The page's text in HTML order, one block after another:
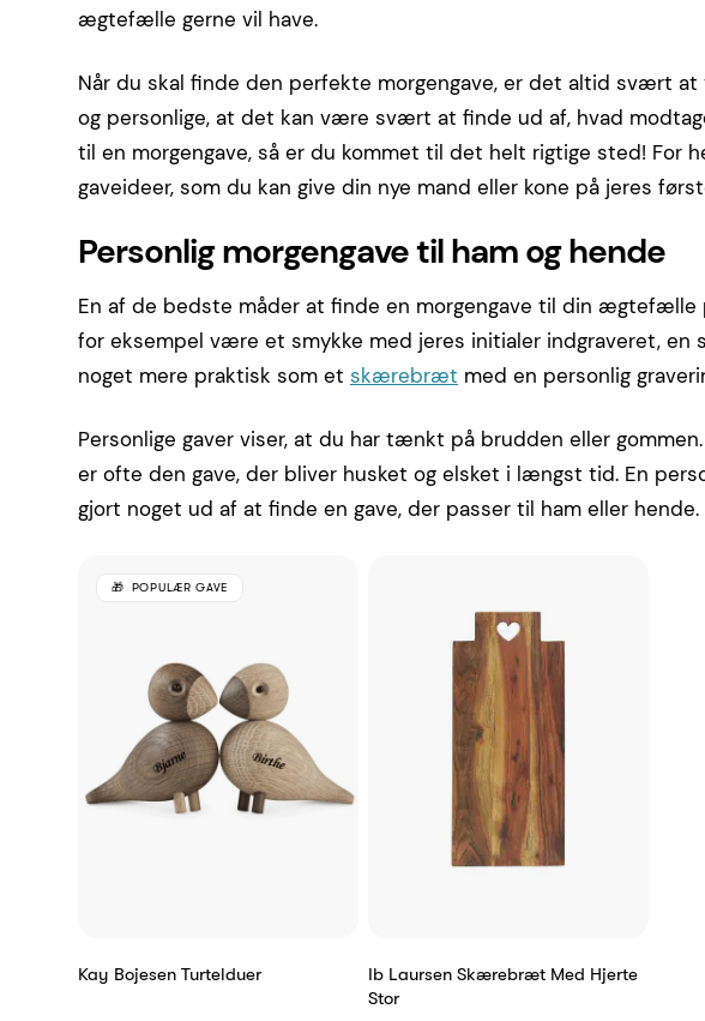
ægtefælle gerne vil have.
Når du skal finde den perfekte morgengave, er det altid svært at
og personlige, at det kan være svært at finde ud af, hvad
til en morgengave, så er du kommet til det helt rigtige sted! For
gaveideer, som du kan give din nye mand eller kone på jeres
Personlig morgengave til ham og hende
En af de bedste måder at finde en morgengave til din ægtefælle
for eksempel være et smykke med jeres initialer indgraveret, en
noget mere praktisk som et skærebræt med en personlig
Personlige gaver viser, at du har tænkt på brudden eller
er ofte den gave, der bliver husket og elsket i længst tid. En
gjort noget ud af at finde en gave, der passer til ham eller hende.
Kay Bojesen Turtelduer
POPULÆR GAVE
Ib Laursen Skærebræt Med Hjerte
Stor